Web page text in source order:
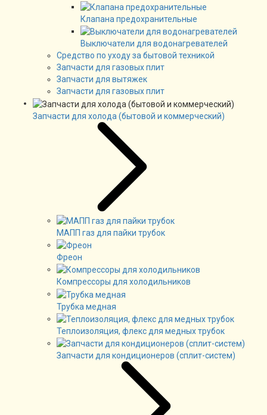
Клапана предохранительные
Выключатели для водонагревателей
Средство по уходу за бытовой техникой
Запчасти для газовых плит
Запчасти для вытяжек
Запчасти для газовых плит
Запчасти для холода (бытовой и коммерческий)
МАПП газ для пайки трубок
Фреон
Компрессоры для холодильников
Трубка медная
Теплоизоляция, флекс для медных трубок
Запчасти для кондиционеров (сплит-систем)